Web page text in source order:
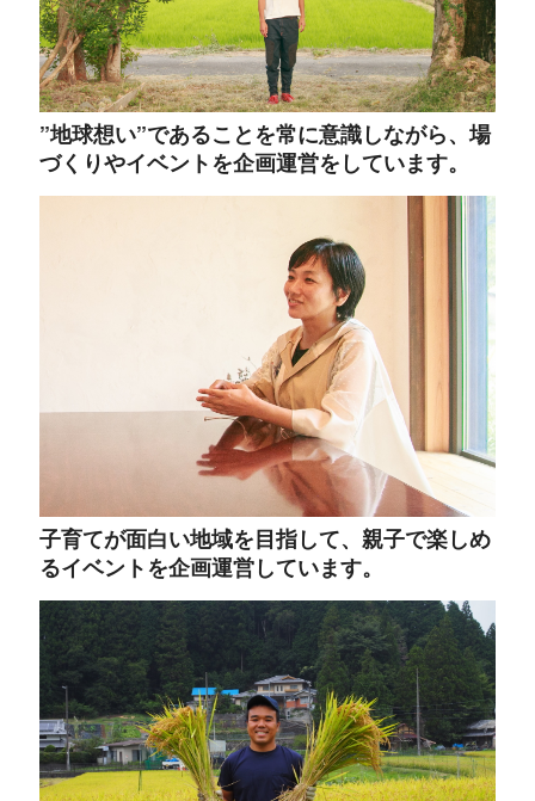
”地球想い”であることを常に意識しながら、場
づくりやイベントを企画運営をしています。
子育てが面白い地域を目指して、親子で楽しめ
るイベントを企画運営しています。